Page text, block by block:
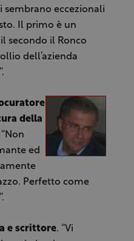
sembrano eccezionali
Il primo è un
secondo il Ronco
dell’azienda
della
ed
Perfetto come
e scrittore. “Vi